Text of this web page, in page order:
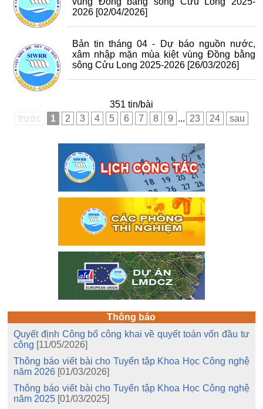
2026 [02/04/2026]
Bản tin tháng 04 - Dự báo nguồn nước,
xâm nhập mặn mùa kiệt vùng Đồng bằng
sông Cửu Long 2025-2026 [26/03/2026]
351 tin/bài
trước
1 2 3 4 5 6 7 8 9 ... 23 24 sau
Thông báo
Quyết định Công bố công khai về quyết toán vốn đầu tư
công [11/05/2026]
Thông báo viết bài cho Tuyển tập Khoa Học Công nghệ
năm 2026 [01/03/2026]
Thông báo viết bài cho Tuyển tập Khoa Học Công nghệ
năm 2025 [01/03/2025]